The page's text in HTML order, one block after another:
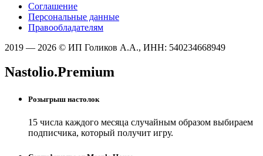
Соглашение
Персональные данные
Правообладателям
2019 — 2026 © ИП Голиков А.А., ИНН: 540234668949
Nastolio.Premium
Розыгрыш настолок
15 числа каждого месяца случайным образом выбираем
подписчика, который получит игру.